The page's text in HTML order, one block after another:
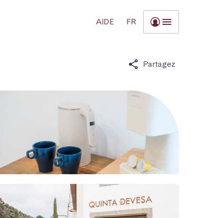
AIDE FR
Partagez